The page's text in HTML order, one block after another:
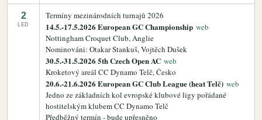
2
LED
Termíny mezinárodních turnajů 2026
14.5.-17.5.2026 European GC Championship web
Nottingham Croquet Club, Anglie
Nominováni: Otakar Stankuš, Vojtěch Dušek
30.5.-31.5.2026 5th Czech Open AC web
Kroketový areál CC Dynamo Telč, Česko
20.6.-21.6.2026 European GC Club League (heat Telč) web
Jedno ze základních kol evropské klubové ligy pořádané
hostitelským klubem CC Dynamo Telč
Předběžný termín - bude upřesněno